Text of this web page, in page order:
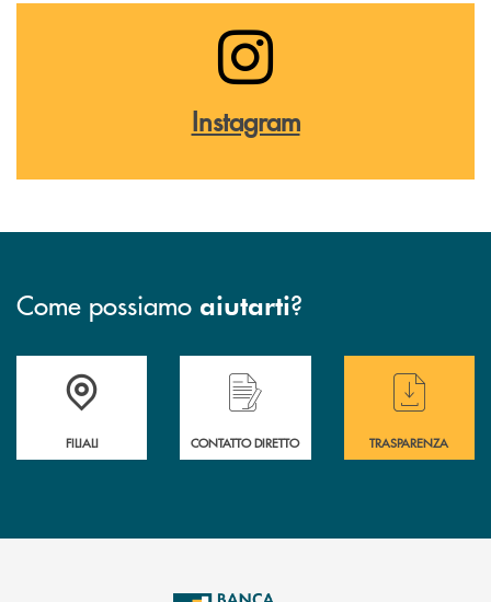
Instagram
Come possiamo aiutarti?
Trova la filiale più vicina a te
FILIALI
Hai bisogno di assistenza immediata ?
CONTATTO DIRETTO
Hai bisogno di
TRASPARENZA